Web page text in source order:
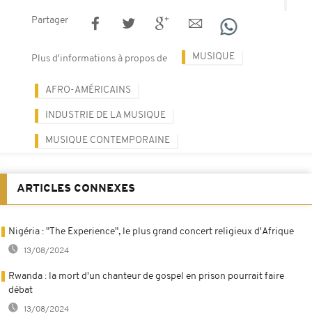
Partager
Plus d'informations à propos de MUSIQUE
AFRO-AMÉRICAINS
INDUSTRIE DE LA MUSIQUE
MUSIQUE CONTEMPORAINE
ARTICLES CONNEXES
Nigéria : "The Experience", le plus grand concert religieux d'Afrique
13/08/2024
Rwanda : la mort d'un chanteur de gospel en prison pourrait faire
débat
13/08/2024